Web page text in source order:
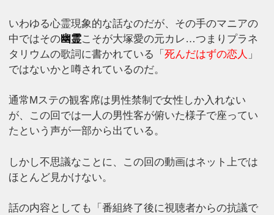
いわゆる心霊現象的な話なのだが、その手のマニアの
中ではその幽霊こそが大塚愛の元カレ…つまりプラネ
タリウムの歌詞に書かれている「死んだはずの恋人 」
ではないかと噂されているのだ。
通常Mステの観客席は男性禁制で女性しか入れない
が、この回では一人の男性客が俯いた様子で座ってい
たという声が一部から出ている。
しかし不思議なことに、この回の動画はネット上では
ほとんど見かけない。
話の内容としても「番組終了後に視聴者からの抗議で